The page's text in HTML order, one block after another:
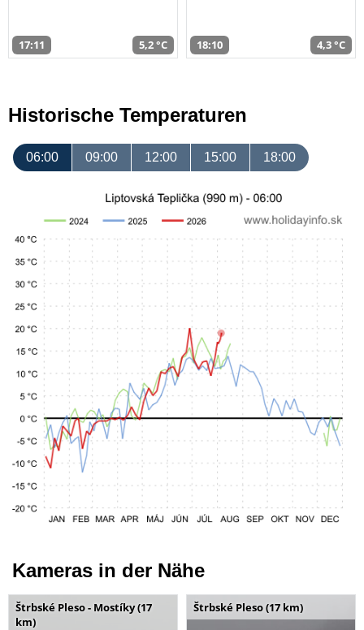
17:11 5,2 °C 18:10 4,3 °C
Historische Temperaturen
06:00 09:00 12:00 15:00 18:00
Kameras in der Nähe
Štrbské Pleso - Mostíky (17
km)
Štrbské Pleso (17 km)